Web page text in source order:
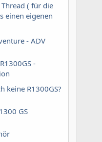
( für die
einen eigenen
- ADV
-
keine R1300GS?
GS